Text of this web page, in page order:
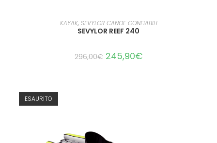
LEGGI TUTTO
KAYAK, SEVYLOR CANOE GONFIABILI
SEVYLOR REEF 240
296,00€ 245,90€
ESAURITO